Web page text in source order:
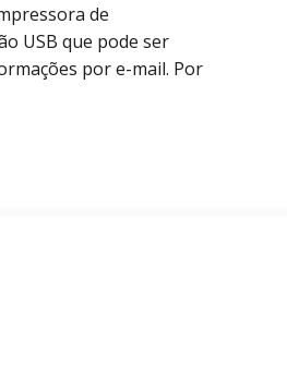
de
USB que pode ser
por e-mail. Por